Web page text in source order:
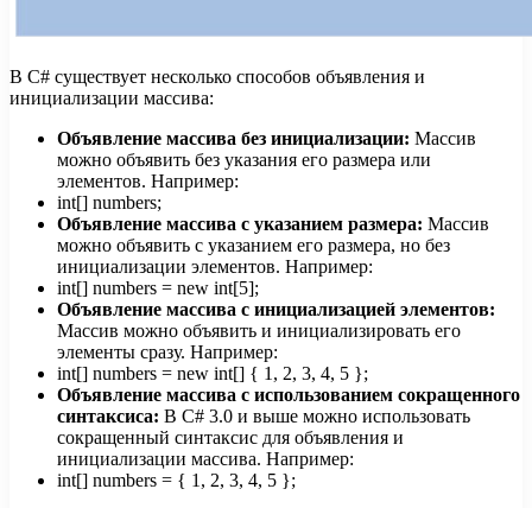
В C# существует несколько способов объявления и
инициализации массива:
Объявление массива без инициализации: Массив
можно объявить без указания его размера или
элементов. Например:
int[] numbers;
Объявление массива с указанием размера: Массив
можно объявить с указанием его размера, но без
инициализации элементов. Например:
int[] numbers = new int[5];
Объявление массива с инициализацией элементов:
Массив можно объявить и инициализировать его
элементы сразу. Например:
int[] numbers = new int[] { 1, 2, 3, 4, 5 };
Объявление массива с использованием сокращенного
синтаксиса: В C# 3.0 и выше можно использовать
сокращенный синтаксис для объявления и
инициализации массива. Например:
int[] numbers = { 1, 2, 3, 4, 5 };